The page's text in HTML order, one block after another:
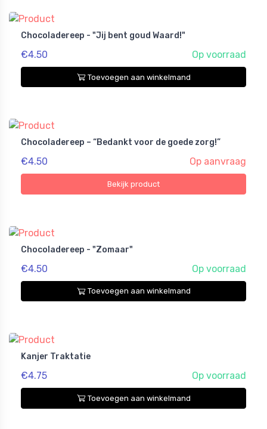
Chocoladereep - "Jij bent goud Waard!"
€4.50 Op voorraad
Toevoegen aan winkelmand
Chocoladereep – “Bedankt voor de goede zorg!”
€4.50 Op aanvraag
Bekijk product
Chocoladereep - "Zomaar"
€4.50 Op voorraad
Toevoegen aan winkelmand
Kanjer Traktatie
€4.75 Op voorraad
Toevoegen aan winkelmand